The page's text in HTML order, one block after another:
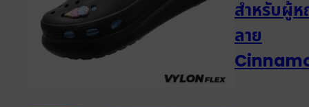
สำหรับผู้
ลาย